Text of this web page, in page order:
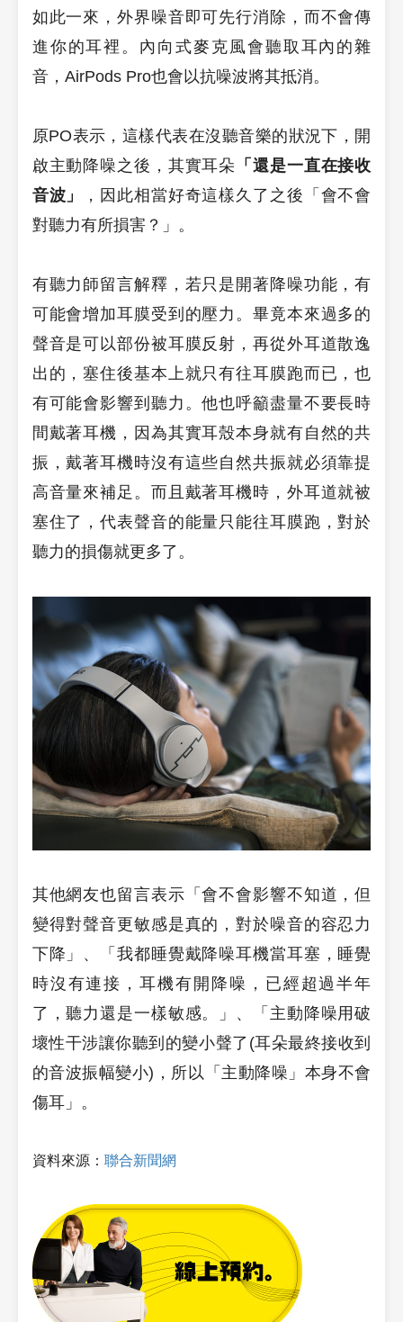
如此一來，外界噪音即可先行消除，而不會傳
進你的耳裡。內向式麥克風會聽取耳內的雜
音，AirPods Pro也會以抗噪波將其抵消。
原PO表示，這樣代表在沒聽音樂的狀況下，開
啟主動降噪之後，其實耳朵 「還是一直在接收
音波」
，因此相當好奇這樣久了之後「會不會
對聽力有所損害？」。
有聽力師留言解釋，若只是開著降噪功能，有
可能會增加耳膜受到的壓力。畢竟本來過多的
聲音是可以部份被耳膜反射，再從外耳道散逸
出的，塞住後基本上就只有往耳膜跑而已，也
有可能會影響到聽力。他也呼籲盡量不要長時
間戴著耳機，因為其實耳殼本身就有自然的共
振，戴著耳機時沒有這些自然共振就必須靠提
高音量來補足。而且戴著耳機時，外耳道就被
塞住了，代表聲音的能量只能往耳膜跑，對於
聽力的損傷就更多了。
其他網友也留言表示「會不會影響不知道，但
變得對聲音更敏感是真的，對於噪音的容忍力
下降」、「我都睡覺戴降噪耳機當耳塞，睡覺
時沒有連接，耳機有開降噪，已經超過半年
了，聽力還是一樣敏感。」、「主動降噪用破
壞性干涉讓你聽到的變小聲了(耳朵最終接收到
的音波振幅變小)，所以「主動降噪」本身不會
傷耳」。
資料來源： 聯合新聞網